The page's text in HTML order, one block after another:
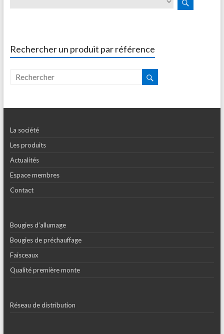
Rechercher un produit par référence
La société
Les produits
Actualités
Espace membres
Contact
Bougies d’allumage
Bougies de préchauffage
Faisceaux
Qualité première monte
Réseau de distribution